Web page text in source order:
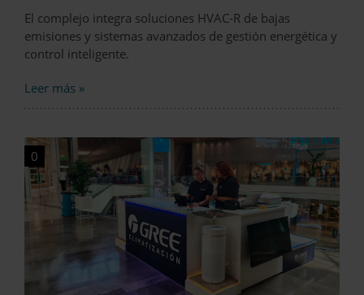
El complejo integra soluciones HVAC-R de bajas
emisiones y sistemas avanzados de gestión energética y
control inteligente.
Leer más »
0